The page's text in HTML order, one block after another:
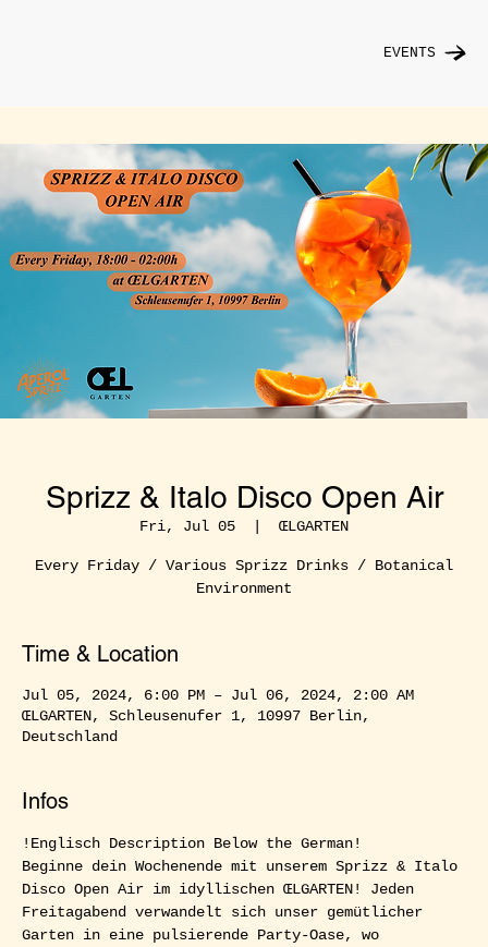
EVENTS
Sprizz & Italo Disco Open Air
Fri, Jul 05
  |
ŒLGARTEN
Every Friday / Various Sprizz Drinks / Botanical
Environment
Time & Location
Jul 05, 2024, 6:00 PM – Jul 06, 2024, 2:00 AM
ŒLGARTEN, Schleusenufer 1, 10997 Berlin,
Deutschland
Infos
!Englisch Description Below the German!
Beginne dein Wochenende mit unserem Sprizz & Italo
Disco Open Air im idyllischen ŒLGARTEN! Jeden
Freitagabend verwandelt sich unser gemütlicher
Garten in eine pulsierende Party-Oase, wo